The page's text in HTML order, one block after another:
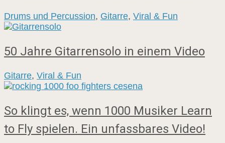
Drums und Percussion, Gitarre, Viral & Fun
50 Jahre Gitarrensolo in einem Video
Gitarre, Viral & Fun
So klingt es, wenn 1000 Musiker Learn
to Fly spielen. Ein unfassbares Video!